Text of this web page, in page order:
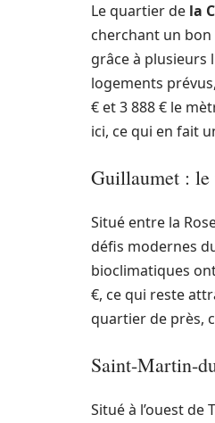
Le quartier de la
cherchant un
grâce à plusieurs
logements
€ et 3 888 € le
ici, ce qui en fait
Guillaumet :
Situé entre la
défis modernes
bioclimatiques
€, ce qui reste
quartier de près,
Saint-Martin-
Situé à l’ouest de